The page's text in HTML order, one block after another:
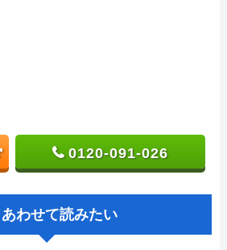
0120-091-026
あわせて読みたい